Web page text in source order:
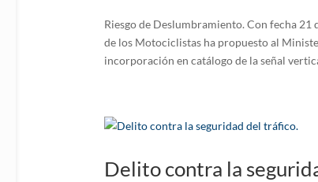
Riesgo de Deslumbramiento. Con fecha
de los Motociclistas ha propuesto al
incorporación en catálogo de la señal
Delito contra la